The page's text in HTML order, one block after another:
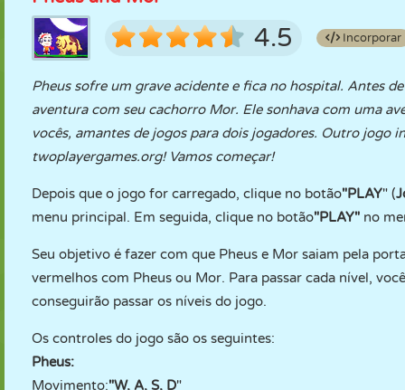
4.5 Incorporar
Pheus sofre um grave acidente e fica no hospital. Antes
aventura com seu cachorro Mor. Ele sonhava com uma
vocês, amantes de jogos para dois jogadores. Outro jogo
twoplayergames.org! Vamos começar!
Depois que o jogo for carregado, clique no botão"PLAY" (
menu principal. Em seguida, clique no botão"PLAY" no
Seu objetivo é fazer com que Pheus e Mor saiam pela
vermelhos com Pheus ou Mor. Para passar cada nível,
conseguirão passar os níveis do jogo.
Os controles do jogo são os seguintes:
Pheus:
Movimento:"W, A, S, D"